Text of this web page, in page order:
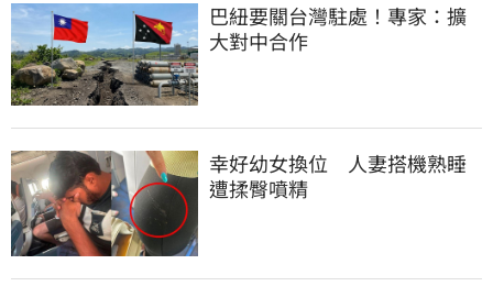
巴紐要關台灣駐處！專家：擴
大對中合作
幸好幼女換位　人妻搭機熟睡
遭揉臀噴精